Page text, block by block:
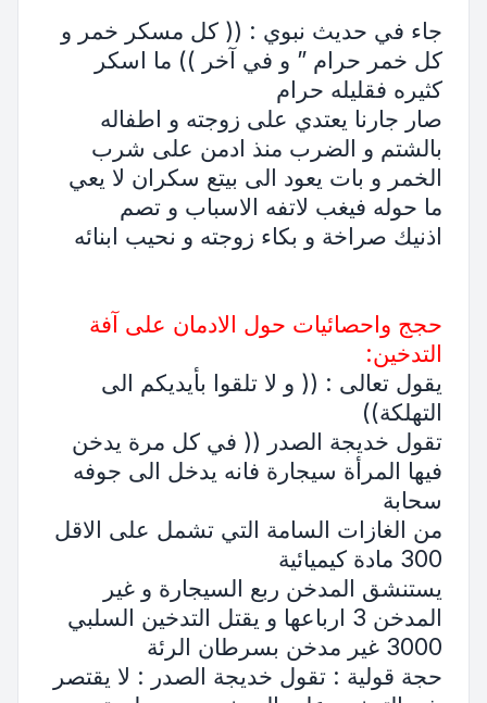
جاء في حديث نبوي : (( كل مسكر خمر و
كل خمر حرام ” و في آخر )) ما اسكر
كثيره فقليله حرام
صار جارنا يعتدي على زوجته و اطفاله
بالشتم و الضرب منذ ادمن على شرب
الخمر و بات يعود الى بيتع سكران لا يعي
ما حوله فيغب لاتفه الاسباب و تصم
اذنيك صراخة و بكاء زوجته و نحيب ابنائه
حجج واحصائيات حول الادمان على آفة
التدخين:
يقول تعالى : (( و لا تلقوا بأيديكم الى
التهلكة))
تقول خديجة الصدر (( في كل مرة يدخن
فيها المرأة سيجارة فانه يدخل الى جوفه
سحابة
من الغازات السامة التي تشمل على الاقل
300 مادة كيميائية
يستنشق المدخن ربع السيجارة و غير
المدخن 3 ارباعها و يقتل التدخين السلبي
3000 غير مدخن بسرطان الرئة
حجة قولية : تقول خديجة الصدر : لا يقتصر